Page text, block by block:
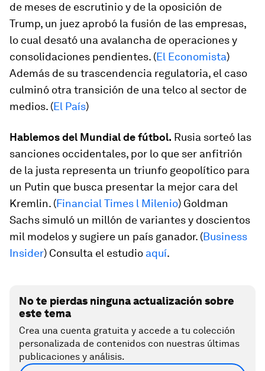
de meses de escrutinio y de la oposición de
Trump, un juez aprobó la fusión de las empresas,
lo cual desató una avalancha de operaciones y
consolidaciones pendientes. (El Economista)
Además de su trascendencia regulatoria, el caso
culminó otra transición de una telco al sector de
medios. (El País)
Hablemos del Mundial de fútbol. Rusia sorteó las
sanciones occidentales, por lo que ser anfitrión
de la justa representa un triunfo geopolítico para
un Putin que busca presentar la mejor cara del
Kremlin. (Financial Times l Milenio) Goldman
Sachs simuló un millón de variantes y doscientos
mil modelos y sugiere un país ganador. (Business
Insider) Consulta el estudio aquí.
No te pierdas ninguna actualización sobre
este tema
Crea una cuenta gratuita y accede a tu colección
personalizada de contenidos con nuestras últimas
publicaciones y análisis.